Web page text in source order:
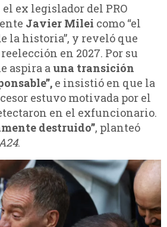
ex legislador del PRO
Javier Milei como “el
la historia”, y reveló que
en 2027. Por su
aspira a una transición
e insistió en que la
estuvo motivada por el
en el exfuncionario.
destruido”, planteó
.